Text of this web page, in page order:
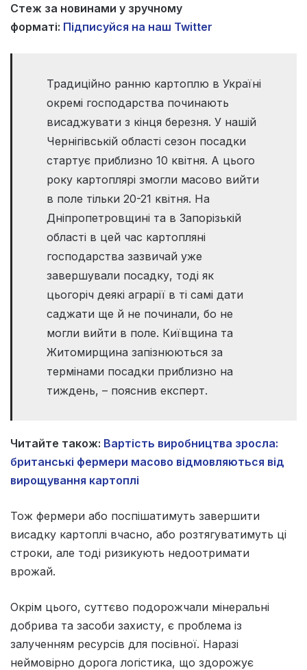
Стеж за новинами у зручному
форматі: Підписуйся на наш Twitter
Традиційно ранню картоплю в Україні
окремі господарства починають
висаджувати з кінця березня. У нашій
Чернігівській області сезон посадки
стартує приблизно 10 квітня. А цього
року картоплярі змогли масово вийти
в поле тільки 20-21 квітня. На
Дніпропетровщині та в Запорізькій
області в цей час картопляні
господарства зазвичай уже
завершували посадку, тоді як
цьогоріч деякі аграрії в ті самі дати
саджати ще й не починали, бо не
могли вийти в поле. Київщина та
Житомирщина запізнюються за
термінами посадки приблизно на
тиждень, – пояснив експерт.
Читайте також: Вартість виробництва зросла:
британські фермери масово відмовляються від
вирощування картоплі
Тож фермери або поспішатимуть завершити
висадку картоплі вчасно, або розтягуватимуть ці
строки, але тоді ризикують недоотримати
врожай.
Окрім цього, суттєво подорожчали мінеральні
добрива та засоби захисту, є проблема із
залученням ресурсів для посівної. Наразі
неймовірно дорога логістика, що здорожує